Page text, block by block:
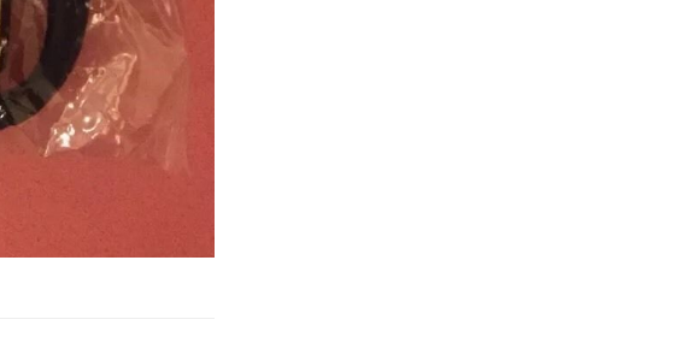
12 7285
790.000 đ
Sạc - Adapter Dell Latitude
5175
790.000 đ
11 5285